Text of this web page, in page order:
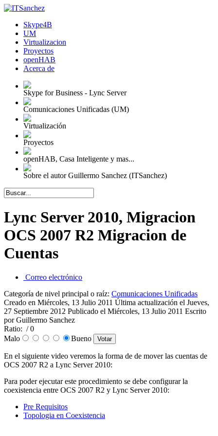
Skype4B
UM
Virtualizacion
Proyectos
openHAB
Acerca de
Skype for Business - Lync Server
Comunicaciones Unificadas (UM)
Virtualización
Proyectos
openHAB, Casa Inteligente y mas...
Sobre el autor Guillermo Sanchez (ITSanchez)
Lync Server 2010, Migracion
OCS 2007 R2 Migracion de
Cuentas
Correo electrónico
Categoría de nivel principal o raíz: Comunicaciones Unificadas
Creado en Miércoles, 13 Julio 2011 Última actualización el Jueves,
27 Septiembre 2012 Publicado el Miércoles, 13 Julio 2011 Escrito
por Guillermo Sanchez
Ratio: / 0
Malo
Bueno
En el siguiente video veremos la forma de de mover las cuentas de
OCS 2007 R2 a Lync Server 2010:
Para poder ejecutar este procedimiento se debe configurar la
coexistencia entre OCS 2007 R2 y Lync Server 2010:
Pre Requisitos
Topologia en Coexistencia